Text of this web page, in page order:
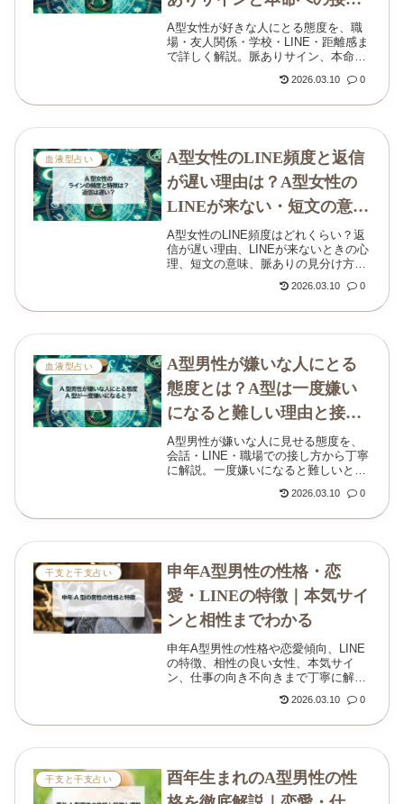
方
A型女性が好きな人にとる態度を、職
場・友人関係・学校・LINE・距離感ま
で詳しく解説。脈ありサイン、本命へ
ミングもわかりやすくまとめました。
2026.03.10 0
血液型占い
A型女性のLINE頻度と返信
が遅い理由は？A型女性の
LINEが来ない・短文の意味
や脈ありサインを解説
A型女性のLINE頻度はどれくらい？返
信が遅い理由、LINEが来ないときの心
理、短文の意味、脈ありの見分け方、
2026.03.10 0
血液型占い
A型男性が嫌いな人にとる
態度とは？A型は一度嫌い
になると難しい理由と接し
方
A型男性が嫌いな人に見せる態度を、
会話・LINE・職場での接し方から丁寧
に解説。一度嫌いになると難しいと言
の向き合い方も紹介します。
2026.03.10 0
干支と干支占い
申年A型男性の性格・恋
愛・LINEの特徴｜本気サイ
ンと相性までわかる
申年A型男性の性格や恋愛傾向、LINE
の特徴、相性の良い女性、本気サイ
ン、仕事の向き不向きまで丁寧に解
の本音が見えてきます。2026.03.10 0
干支と干支占い
酉年生まれのA型男性の性